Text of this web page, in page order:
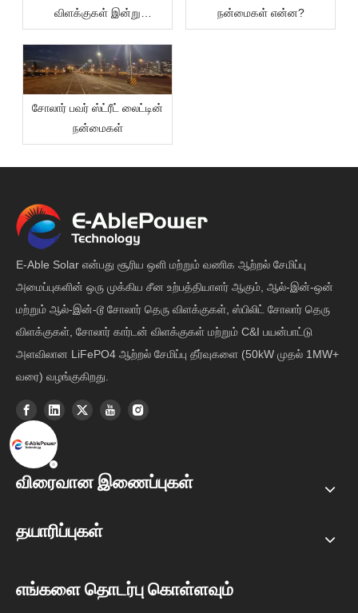
விளக்குகள் இன்று
சாலைகளை ஒளிரச் செய்ய
நல்ல தீர்வா?
நன்மைகள் என்ன?
சோலார் பவர் ஸ்ட்ரீட் லைட்டின்
நன்மைகள்
E-Able Solar என்பது சூரிய ஒளி மற்றும் வணிக ஆற்றல் சேமிப்பு
அமைப்புகளின் ஒரு முக்கிய சீன உற்பத்தியாளர் ஆகும், ஆல்-இன்-ஒன்
மற்றும் ஆல்-இன்-டூ சோலார் தெரு விளக்குகள், ஸ்பிலிட் சோலார் தெரு
விளக்குகள், சோலார் கார்டன் விளக்குகள் மற்றும் C&I பயன்பாட்டு
அளவிலான LiFePO4 ஆற்றல் சேமிப்பு தீர்வுகளை (50kW முதல் 1MW+
வரை) வழங்குகிறது.
விரைவான இணைப்புகள்
தயாரிப்புகள்
எங்களை தொடர்பு கொள்ளவும்